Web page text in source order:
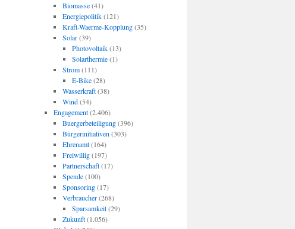
Biomasse(41)
Energiepolitik(121)
Kraft-Waerme-Kopplung(35)
Solar(39)
Photovoltaik(13)
Solarthermie(1)
Strom(111)
E-Bike(28)
Wasserkraft(38)
Wind(54)
Engagement(2.406)
Buergerbeteiligung(396)
Bürgerinitiativen (303)
Ehrenamt(164)
Freiwillig(197)
Partnerschaft(17)
Spende(100)
Sponsoring(17)
Verbraucher(268)
Sparsamkeit(29)
Zukunft(1.056)